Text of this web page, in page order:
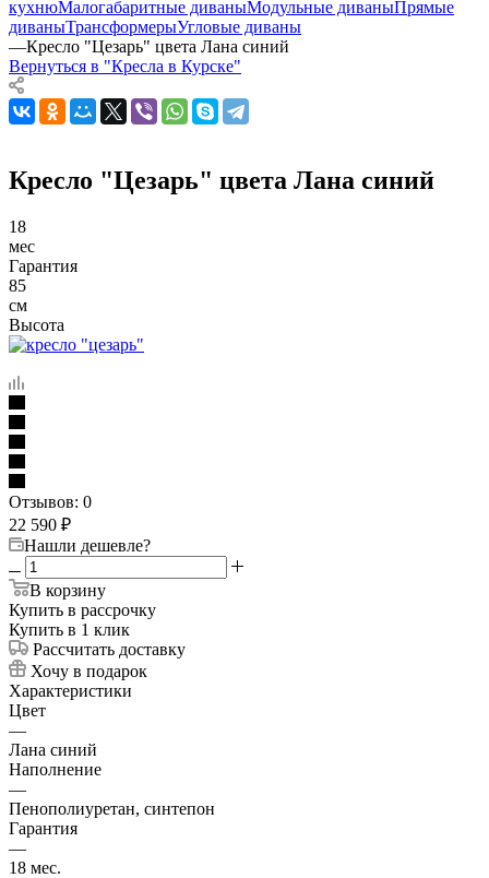
кухнюМалогабаритные диваныМодульные диваныПрямые
диваныТрансформерыУгловые диваны
—Кресло "Цезарь" цвета Лана синий
Вернуться в "Кресла в Курске"
Кресло "Цезарь" цвета Лана синий
18
мес
Гарантия
85
см
Высота
Отзывов: 0
22 590 ₽
Нашли дешевле?
В корзину
Купить в рассрочку
Купить в 1 клик
Рассчитать доставку
Хочу в подарок
Характеристики
Цвет
—
Лана синий
Наполнение
—
Пенополиуретан, синтепон
Гарантия
—
18 мес.